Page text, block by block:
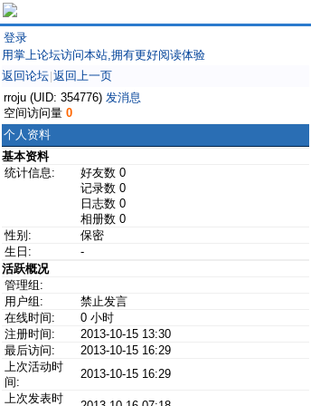
登录
用掌上论坛访问本站,拥有更好阅读体验
返回论坛 返回上一页
rroju (UID: 354776) 发消息
空间访问量 0
个人资料
基本资料
统计信息:
好友数 0
记录数 0
日志数 0
相册数 0
性别:
保密
生日:
-
活跃概况
管理组:
用户组:
禁止发言
在线时间:
0 小时
注册时间:
2013-10-15 13:30
最后访问:
2013-10-15 16:29
上次活动时
间:
2013-10-15 16:29
上次发表时